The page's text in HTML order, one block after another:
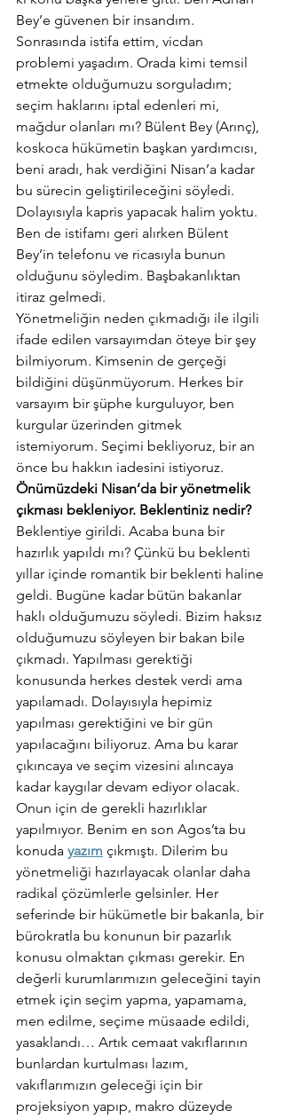
Bey’e güvenen bir insandım.
Sonrasında istifa ettim, vicdan
problemi yaşadım. Orada kimi temsil
etmekte olduğumuzu sorguladım;
seçim haklarını iptal edenleri mi,
mağdur olanları mı? Bülent Bey (Arınç),
koskoca hükümetin başkan yardımcısı,
beni aradı, hak verdiğini Nisan’a kadar
bu sürecin geliştirileceğini söyledi.
Dolayısıyla kapris yapacak halim yoktu.
Ben de istifamı geri alırken Bülent
Bey’in telefonu ve ricasıyla bunun
olduğunu söyledim. Başbakanlıktan
itiraz gelmedi.
Yönetmeliğin neden çıkmadığı ile ilgili
ifade edilen varsayımdan öteye bir şey
bilmiyorum. Kimsenin de gerçeği
bildiğini düşünmüyorum. Herkes bir
varsayım bir şüphe kurguluyor, ben
kurgular üzerinden gitmek
istemiyorum. Seçimi bekliyoruz, bir an
önce bu hakkın iadesini istiyoruz.
Önümüzdeki Nisan’da bir yönetmelik
çıkması bekleniyor. Beklentiniz nedir?
Beklentiye girildi. Acaba buna bir
hazırlık yapıldı mı? Çünkü bu beklenti
yıllar içinde romantik bir beklenti haline
geldi. Bugüne kadar bütün bakanlar
haklı olduğumuzu söyledi. Bizim haksız
olduğumuzu söyleyen bir bakan bile
çıkmadı. Yapılması gerektiği
konusunda herkes destek verdi ama
yapılamadı. Dolayısıyla hepimiz
yapılması gerektiğini ve bir gün
yapılacağını biliyoruz. Ama bu karar
çıkıncaya ve seçim vizesini alıncaya
kadar kaygılar devam ediyor olacak.
Onun için de gerekli hazırlıklar
yapılmıyor. Benim en son Agos’ta bu
konuda yazım çıkmıştı. Dilerim bu
yönetmeliği hazırlayacak olanlar daha
radikal çözümlerle gelsinler. Her
seferinde bir hükümetle bir bakanla, bir
bürokratla bu konunun bir pazarlık
konusu olmaktan çıkması gerekir. En
değerli kurumlarımızın geleceğini tayin
etmek için seçim yapma, yapamama,
men edilme, seçime müsaade edildi,
yasaklandı… Artık cemaat vakıflarının
bunlardan kurtulması lazım,
vakıflarımızın geleceği için bir
projeksiyon yapıp, makro düzeyde